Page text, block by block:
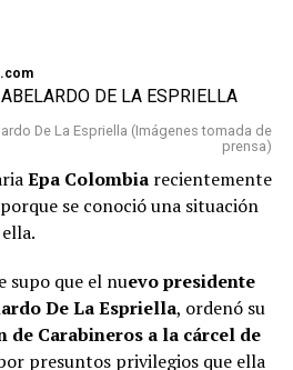
De La Espriella (Imágenes tomada de
prensa)
Epa Colombiarecientemente
se conoció una situación
supo que el nuevo presidente
De La Espriella, ordenó su
de Carabineros a la cárcel de
presuntos privilegios que ella